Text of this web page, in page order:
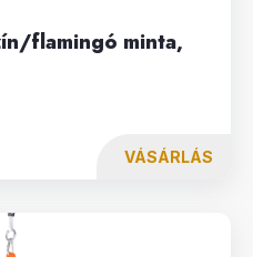
flamingó minta,
VÁSÁRLÁS